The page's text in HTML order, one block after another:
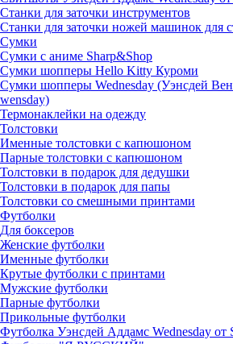
Станки для заточки инструментов
Станки для заточки ножей машинок для
Сумки
Сумки с аниме Sharp&Shop
Сумки шопперы Hello Kitty Куроми
Сумки шопперы Wednesday (Уэнсдей
wensday)
Термонаклейки на одежду
Толстовки
Именные толстовки с капюшоном
Парные толстовки с капюшоном
Толстовки в подарок для дедушки
Толстовки в подарок для папы
Толстовки со смешными принтами
Футболки
Для боксеров
Женские футболки
Именные футболки
Крутые футболки с принтами
Мужские футболки
Парные футболки
Прикольные футболки
Футболка Уэнсдей Аддамс Wednesday от